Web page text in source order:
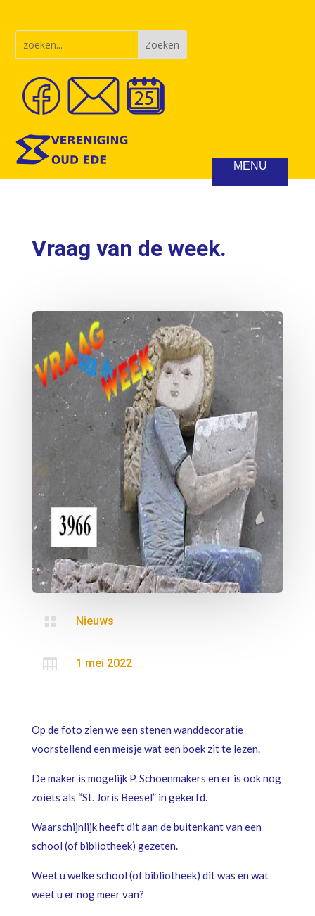
Vraag van de week.
 Nieuws
 1 mei 2022
Op de foto zien we een stenen wanddecoratie
voorstellend een meisje wat een boek zit te lezen.
De maker is mogelijk P. Schoenmakers en er is ook nog
zoiets als “St. Joris Beesel” in gekerfd.
Waarschijnlijk heeft dit aan de buitenkant van een
school (of bibliotheek) gezeten.
Weet u welke school (of bibliotheek) dit was en wat
weet u er nog meer van?